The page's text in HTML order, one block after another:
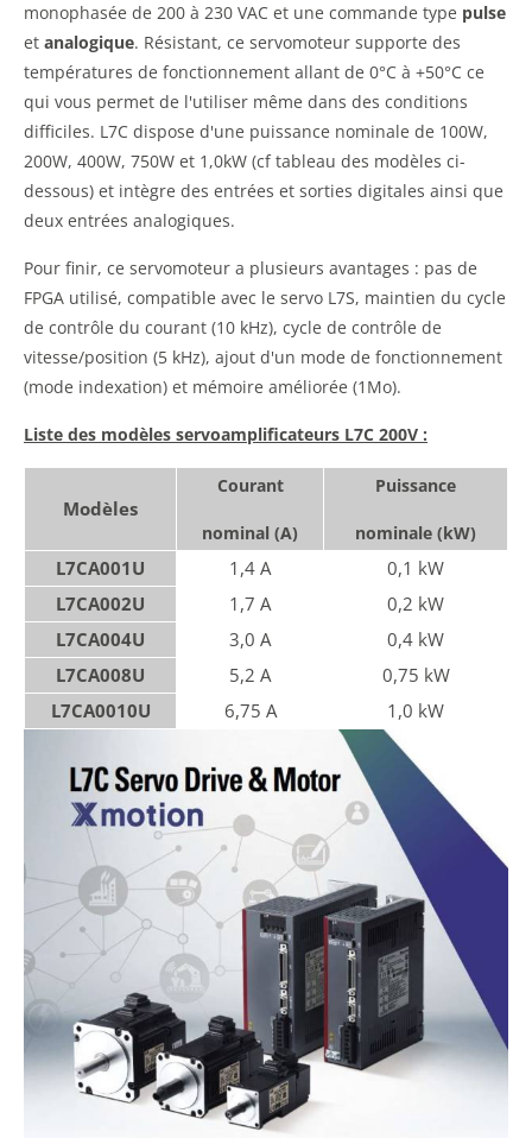
monophasée de 200 à 230 VAC et une commande type pulse
et analogique. Résistant, ce servomoteur supporte des
températures de fonctionnement allant de 0°C à +50°C ce
qui vous permet de l'utiliser même dans des conditions
difficiles. L7C dispose d'une puissance nominale de 100W,
200W, 400W, 750W et 1,0kW (cf tableau des modèles ci-
dessous) et intègre des entrées et sorties digitales ainsi que
deux entrées analogiques.
Pour finir, ce servomoteur a plusieurs avantages : pas de
FPGA utilisé, compatible avec le servo L7S, maintien du cycle
de contrôle du courant (10 kHz), cycle de contrôle de
vitesse/position (5 kHz), ajout d'un mode de fonctionnement
(mode indexation) et mémoire améliorée (1Mo).
Liste des modèles servoamplificateurs L7C 200V :
Modèles
Courant
nominal (A)
Puissance
nominale (kW)
L7CA001U 1,4 A
0,1 kW
L7CA002U
1,7 A
0,2 kW
L7CA004U
3,0 A
0,4 kW
L7CA008U
5,2 A
0,75 kW
L7CA0010U
6,75 A 1,0 kW